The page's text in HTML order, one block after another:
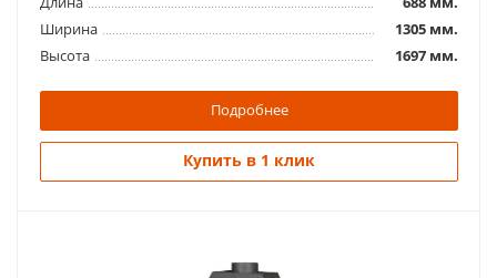
Ширина
1305 мм.
Высота
1697 мм.
Подробнее
Купить в 1 клик